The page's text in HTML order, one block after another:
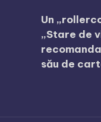
Un
„Stare de
său de